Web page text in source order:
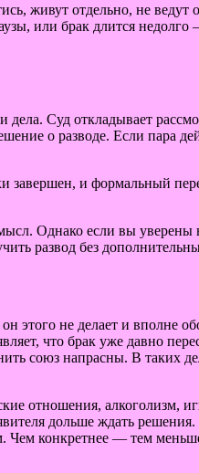
живут отдельно, не
или брак длится
Суд откладывает
о разводе. Если пара
и формальный
Однако если вы уверены
развод без
этого не делает и вполне
что брак уже давно
напрасны. В таких
отношения, алкоголизм,
дольше ждать
конкретнее — тем